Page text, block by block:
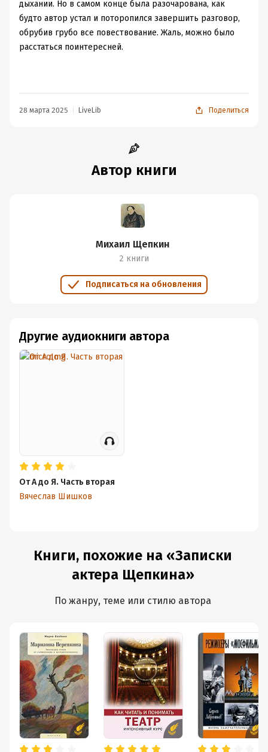
дыхании. Но в самом конце была разочарована, как
будто автор устал и поторопился завершить разговор,
обрубив грубо все повествование. Жаль, можно было
расстаться поинтересней.
28 марта 2025 LiveLib Поделиться
Автор книги
Михаил Щепкин
2 книги
Подписаться на обновления
Другие аудиокниги автора
От А до Я. Часть вторая
Вячеслав Шишков
Книги, похожие на «Записки
актера Щепкина»
По жанру, теме или стилю автора